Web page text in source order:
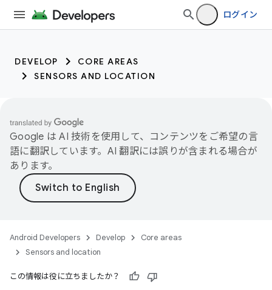
ログイン
DEVELOP
CORE AREAS
SENSORS AND LOCATION
Google は AI 技術を使用して、コンテンツをご希望の言
語に翻訳しています。AI 翻訳には誤りが含まれる場合が
あります。
Android Developers Develop
Core areas
Sensors and location
この情報は役に立ちましたか？